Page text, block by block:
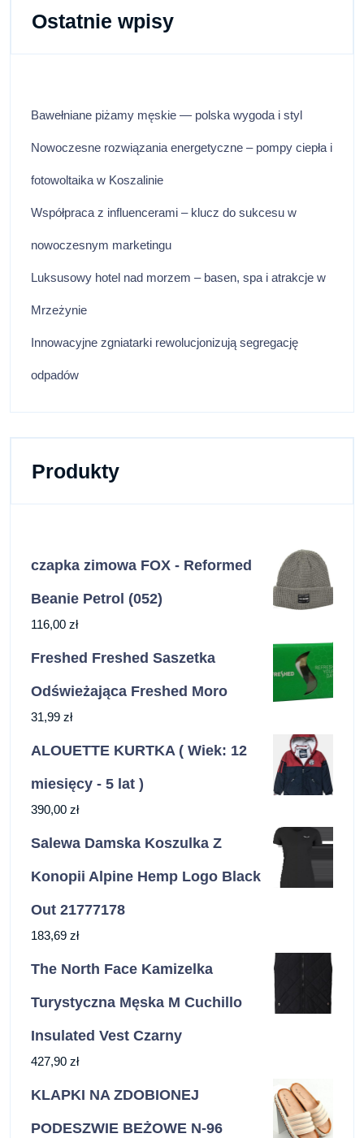
Ostatnie wpisy
Bawełniane piżamy męskie — polska wygoda i styl
Nowoczesne rozwiązania energetyczne – pompy ciepła i
fotowoltaika w Koszalinie
Współpraca z influencerami – klucz do sukcesu w
nowoczesnym marketingu
Luksusowy hotel nad morzem – basen, spa i atrakcje w
Mrzeżynie
Innowacyjne zgniatarki rewolucjonizują segregację
odpadów
Produkty
czapka zimowa FOX - Reformed
Beanie Petrol (052)
116,00 zł
Freshed Freshed Saszetka
Odświeżająca Freshed Moro
31,99 zł
ALOUETTE KURTKA ( Wiek: 12
miesięcy - 5 lat )
390,00 zł
Salewa Damska Koszulka Z
Konopii Alpine Hemp Logo Black
Out 21777178
183,69 zł
The North Face Kamizelka
Turystyczna Męska M Cuchillo
Insulated Vest Czarny
427,90 zł
KLAPKI NA ZDOBIONEJ
PODESZWIE BEŻOWE N-96